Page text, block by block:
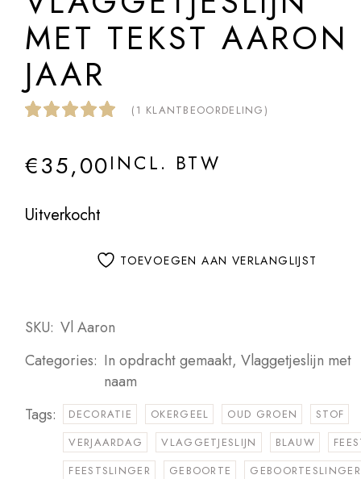
MET TEKST
JAAR
( 1 KLANTBEOORDELING)
€35,00INCL. BTW
Uitverkocht
TOEVOEGEN AAN VERLANGLIJST
SKU: Vl Aaron
Categories: In opdracht gemaakt,Vlaggetjeslijn met
naam
Tags:
DECORATIE OKERGEEL OUD GROEN
STOF
VERJAARDAG
VLAGGETJESLIJN BLAUW
FEESTSLINGER
GEBOORTE
GEBOORTESLINGER